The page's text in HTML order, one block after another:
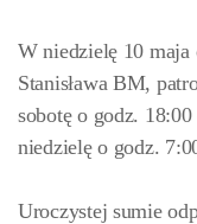
W niedzielę 10 maja
Stanisława BM,
sobotę o godz.
niedzielę o godz.
Uroczystej sumie